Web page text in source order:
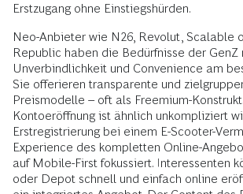
Erstzugang ohne Einstiegshürden.
Neo-Anbieter wie N26, Revolut, Scalable
Republic haben die Bedürfnisse der GenZ
Unverbindlichkeit und Convenience am
Sie offerieren transparente und
Preismodelle – oft als Freemium-
Kontoeröffnung ist ähnlich unkompliziert
Erstregistrierung bei einem E-Scooter-
Experience des kompletten Online-
auf Mobile-First fokussiert. Interessenten
oder Depot schnell und einfach online